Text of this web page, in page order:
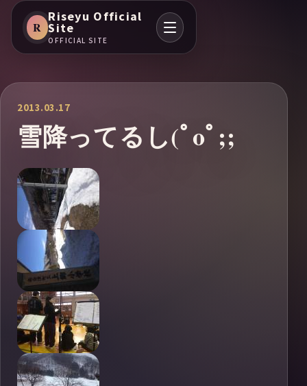
R
Riseyu Official
Site
OFFICIAL SITE
2013.03.17
雪降ってるし(ﾟoﾟ;;